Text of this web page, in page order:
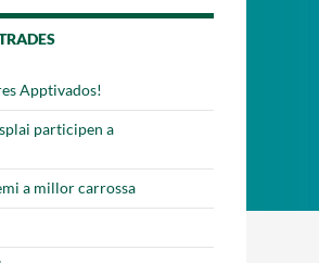
Apptivados!
participen a
a millor carrossa
SECTOR